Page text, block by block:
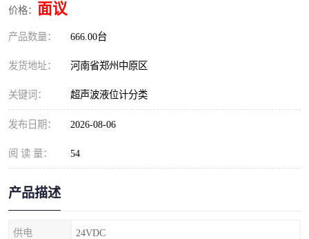
价格： 面议
产品数量： 666.00台
发货地址： 河南省郑州中原区
关键词： 超声波液位计分类
发布日期： 2026-08-06
阅 读 量： 54
产品描述
供电 24VDC